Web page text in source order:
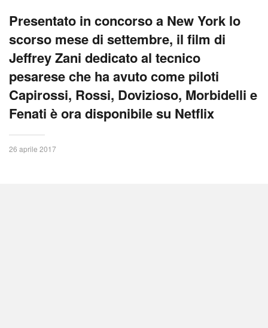
Presentato in concorso a New York lo
scorso mese di settembre, il film di
Jeffrey Zani dedicato al tecnico
pesarese che ha avuto come piloti
Capirossi, Rossi, Dovizioso, Morbidelli e
Fenati è ora disponibile su Netflix
26 aprile 2017